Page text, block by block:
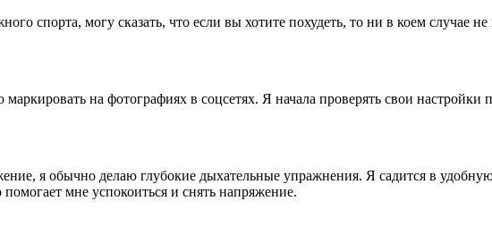
спорта, могу сказать, что если вы хотите похудеть, то ни в коем
маркировать на фотографиях в соцсетях. Я начала проверять свои
я обычно делаю глубокие дыхательные упражнения. Я садится в
мне успокоиться и снять напряжение.